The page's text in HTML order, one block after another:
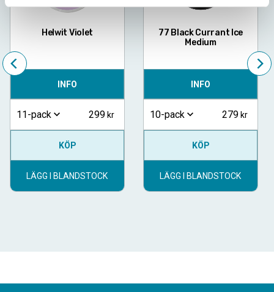
Helwit Violet
INFO
11-pack 299
KÖP
LÄGG I BLANDSTOCK
77 Black Currant Ice
Medium
INFO
10-pack 279
KÖP
LÄGG I BLANDSTOCK